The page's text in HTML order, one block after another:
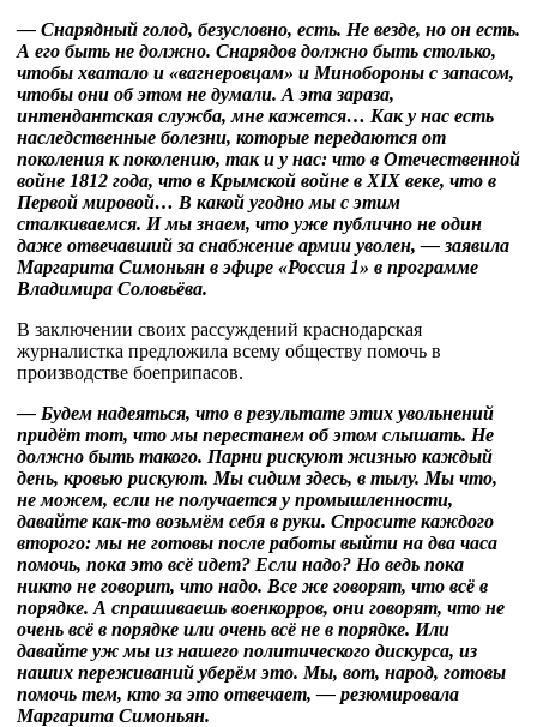
— Снарядный голод, безусловно, есть. Не везде, но он есть.
А его быть не должно. Снарядов должно быть столько,
чтобы хватало и «вагнеровцам» и Минобороны с запасом,
чтобы они об этом не думали. А эта зараза,
интендантская служба, мне кажется… Как у нас есть
наследственные болезни, которые передаются от
поколения к поколению, так и у нас: что в Отечественной
войне 1812 года, что в Крымской войне в XIX веке, что в
Первой мировой… В какой угодно мы с этим
сталкиваемся. И мы знаем, что уже публично не один
даже отвечавший за снабжение армии уволен, — заявила
Маргарита Симоньян в эфире «Россия 1» в программе
Владимира Соловьёва.
В заключении своих рассуждений краснодарская
журналистка предложила всему обществу помочь в
производстве боеприпасов.
— Будем надеяться, что в результате этих увольнений
придёт тот, что мы перестанем об этом слышать. Не
должно быть такого. Парни рискуют жизнью каждый
день, кровью рискуют. Мы сидим здесь, в тылу. Мы что,
не можем, если не получается у промышленности,
давайте как-то возьмём себя в руки. Спросите каждого
второго: мы не готовы после работы выйти на два часа
помочь, пока это всё идет? Если надо? Но ведь пока
никто не говорит, что надо. Все же говорят, что всё в
порядке. А спрашиваешь военкорров, они говорят, что не
очень всё в порядке или очень всё не в порядке. Или
давайте уж мы из нашего политического дискурса, из
наших переживаний уберём это. Мы, вот, народ, готовы
помочь тем, кто за это отвечает, — резюмировала
Маргарита Симоньян.